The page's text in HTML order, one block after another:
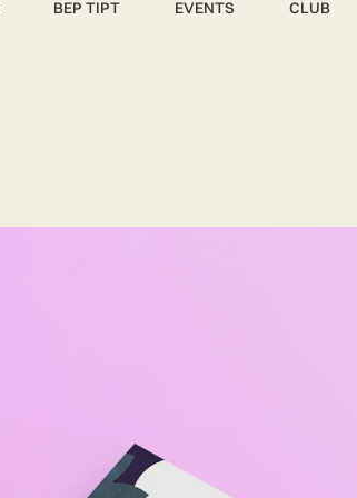
BEP TIPT EVENTS CLUB